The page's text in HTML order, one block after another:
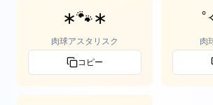
∗🐾∗
肉球アスタリスク
コピー
肉